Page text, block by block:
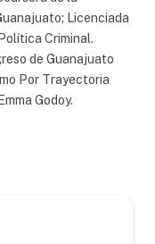
Licenciada
Criminal.
de Guanajuato
Por Trayectoria
Godoy.